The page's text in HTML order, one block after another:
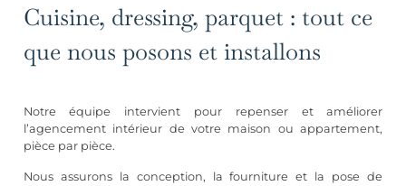
Cuisine, dressing, parquet : tout ce
que nous posons et installons
Notre équipe intervient pour repenser et améliorer
l’agencement intérieur de votre maison ou appartement,
pièce par pièce.
Nous assurons la conception, la fourniture et la pose de